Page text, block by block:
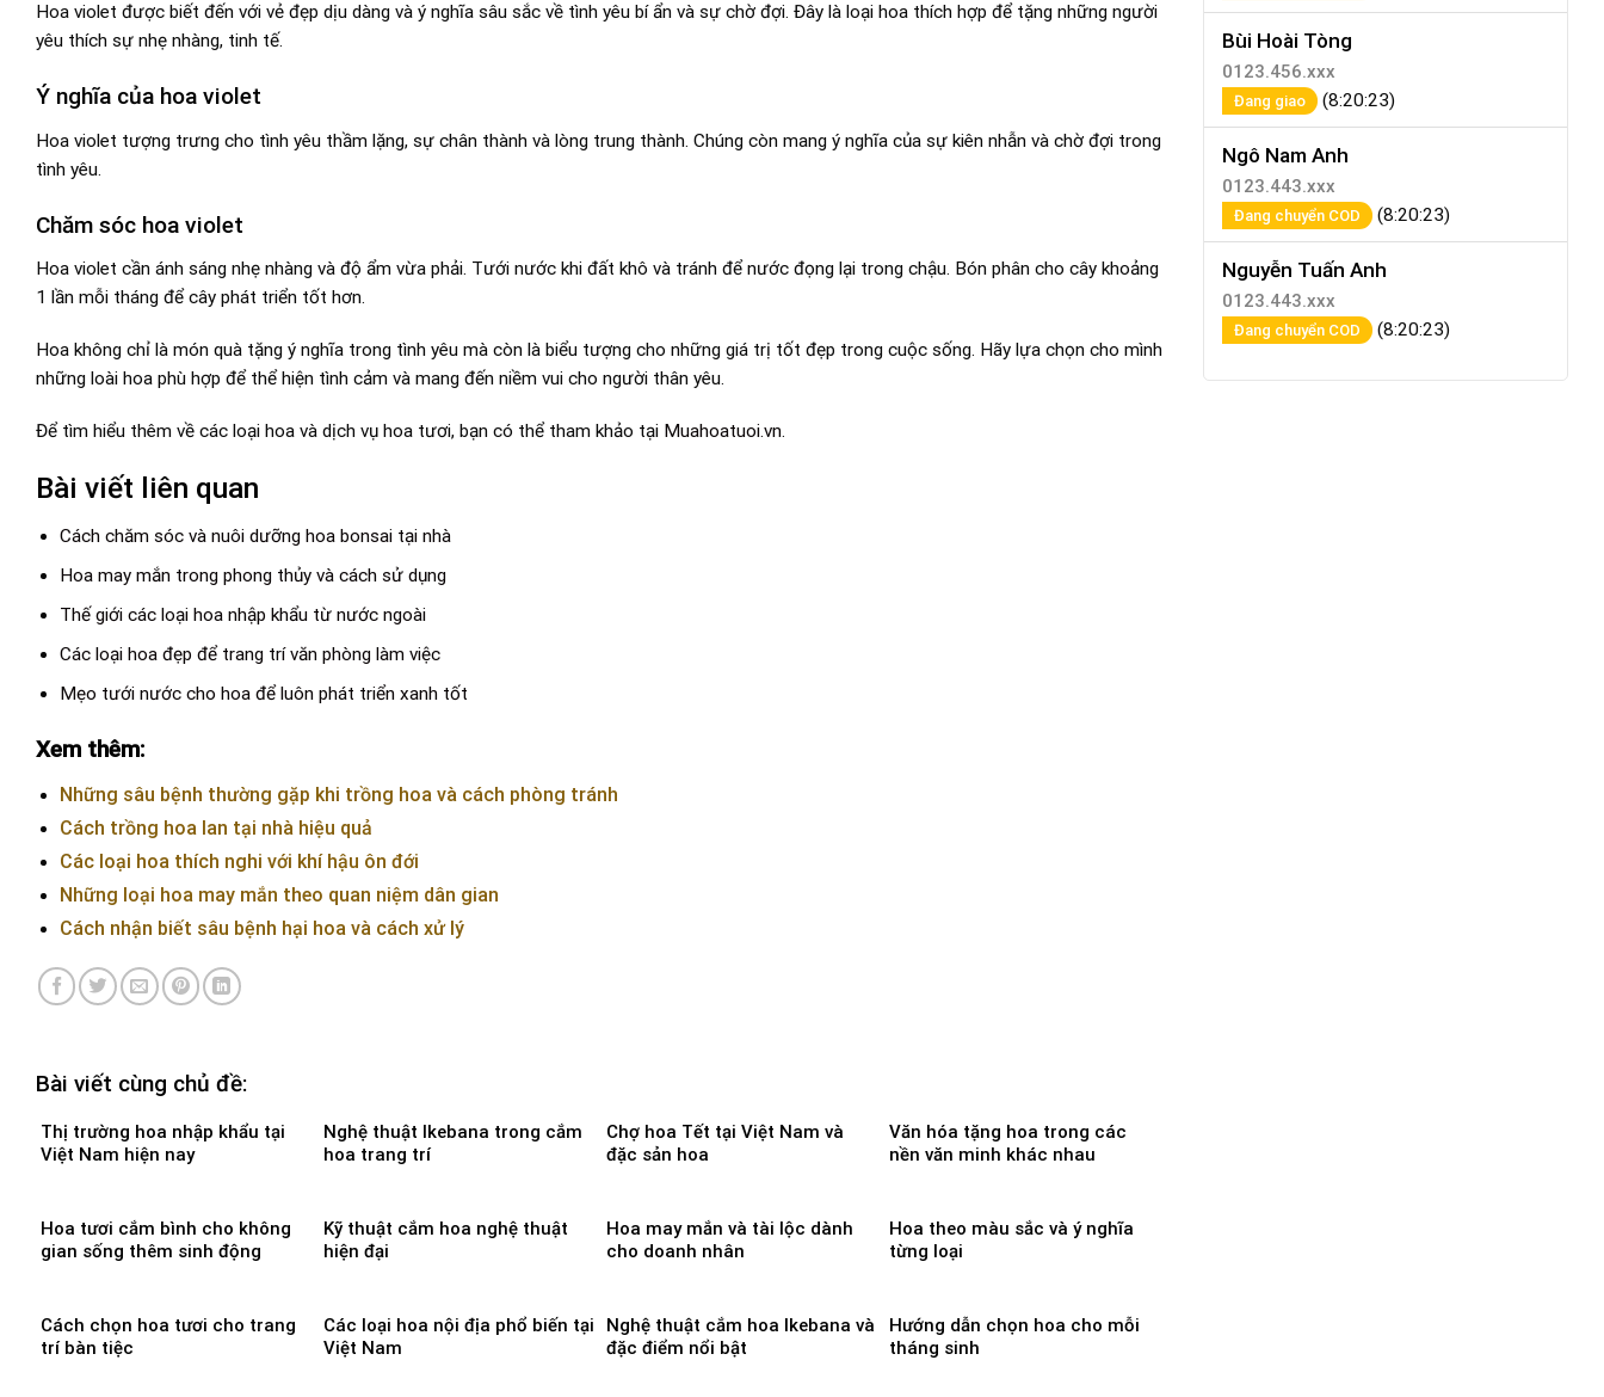
Hoa violet được biết đến với vẻ đẹp dịu dàng và ý nghĩa sâu sắc về tình yêu bí ẩn và sự chờ đợi. Đây là loại hoa thích hợp để tặng những người
yêu thích sự nhẹ nhàng, tinh tế.
Ý nghĩa của hoa violet
Hoa violet tượng trưng cho tình yêu thầm lặng, sự chân thành và lòng trung thành. Chúng còn mang ý nghĩa của sự kiên nhẫn và chờ đợi trong
tình yêu.
Chăm sóc hoa violet
Hoa violet cần ánh sáng nhẹ nhàng và độ ẩm vừa phải. Tưới nước khi đất khô và tránh để nước đọng lại trong chậu. Bón phân cho cây khoảng
1 lần mỗi tháng để cây phát triển tốt hơn.
Hoa không chỉ là món quà tặng ý nghĩa trong tình yêu mà còn là biểu tượng cho những giá trị tốt đẹp trong cuộc sống. Hãy lựa chọn cho mình
những loài hoa phù hợp để thể hiện tình cảm và mang đến niềm vui cho người thân yêu.
Để tìm hiểu thêm về các loại hoa và dịch vụ hoa tươi, bạn có thể tham khảo tại Muahoatuoi.vn.
Bài viết liên quan
Cách chăm sóc và nuôi dưỡng hoa bonsai tại nhà
Hoa may mắn trong phong thủy và cách sử dụng
Thế giới các loại hoa nhập khẩu từ nước ngoài
Các loại hoa đẹp để trang trí văn phòng làm việc
Mẹo tưới nước cho hoa để luôn phát triển xanh tốt
Xem thêm:
Những sâu bệnh thường gặp khi trồng hoa và cách phòng tránh
Cách trồng hoa lan tại nhà hiệu quả
Các loại hoa thích nghi với khí hậu ôn đới
Những loại hoa may mắn theo quan niệm dân gian
Cách nhận biết sâu bệnh hại hoa và cách xử lý
Bài viết cùng chủ đề:
Thị trường hoa nhập khẩu tại
Việt Nam hiện nay
Nghệ thuật Ikebana trong cắm
hoa trang trí
Chợ hoa Tết tại Việt Nam và
đặc sản hoa
Văn hóa tặng hoa trong các
nền văn minh khác nhau
Hoa tươi cắm bình cho không
gian sống thêm sinh động
Kỹ thuật cắm hoa nghệ thuật
hiện đại
Hoa may mắn và tài lộc dành
cho doanh nhân
Hoa theo màu sắc và ý nghĩa
từng loại
Cách chọn hoa tươi cho trang
trí bàn tiệc
Các loại hoa nội địa phổ biến tại
Việt Nam
Nghệ thuật cắm hoa Ikebana và
đặc điểm nổi bật
Hướng dẫn chọn hoa cho mỗi
tháng sinh
Bùi Hoài Tòng
0123.456.xxx
Đang giao (8:20:23)
Ngô Nam Anh
0123.443.xxx
Đang chuyển COD (8:20:23)
Nguyễn Tuấn Anh
0123.443.xxx
Đang chuyển COD (8:20:23)